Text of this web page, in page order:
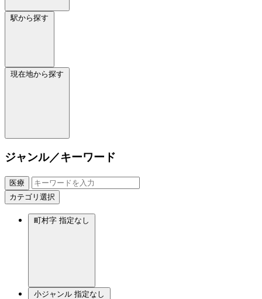
駅から探す
現在地から探す
ジャンル／キーワード
医療
カテゴリ選択
町村字 指定なし
小ジャンル 指定なし